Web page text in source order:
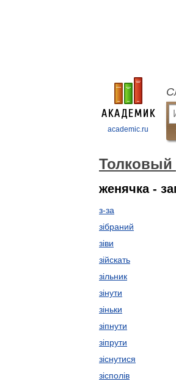
academic.ru
Толковый
женячка -
з-за
зібраний
зіви
зійскать
зільник
зінути
зіньки
зіпнути
зіпрути
зіснутися
зісполів